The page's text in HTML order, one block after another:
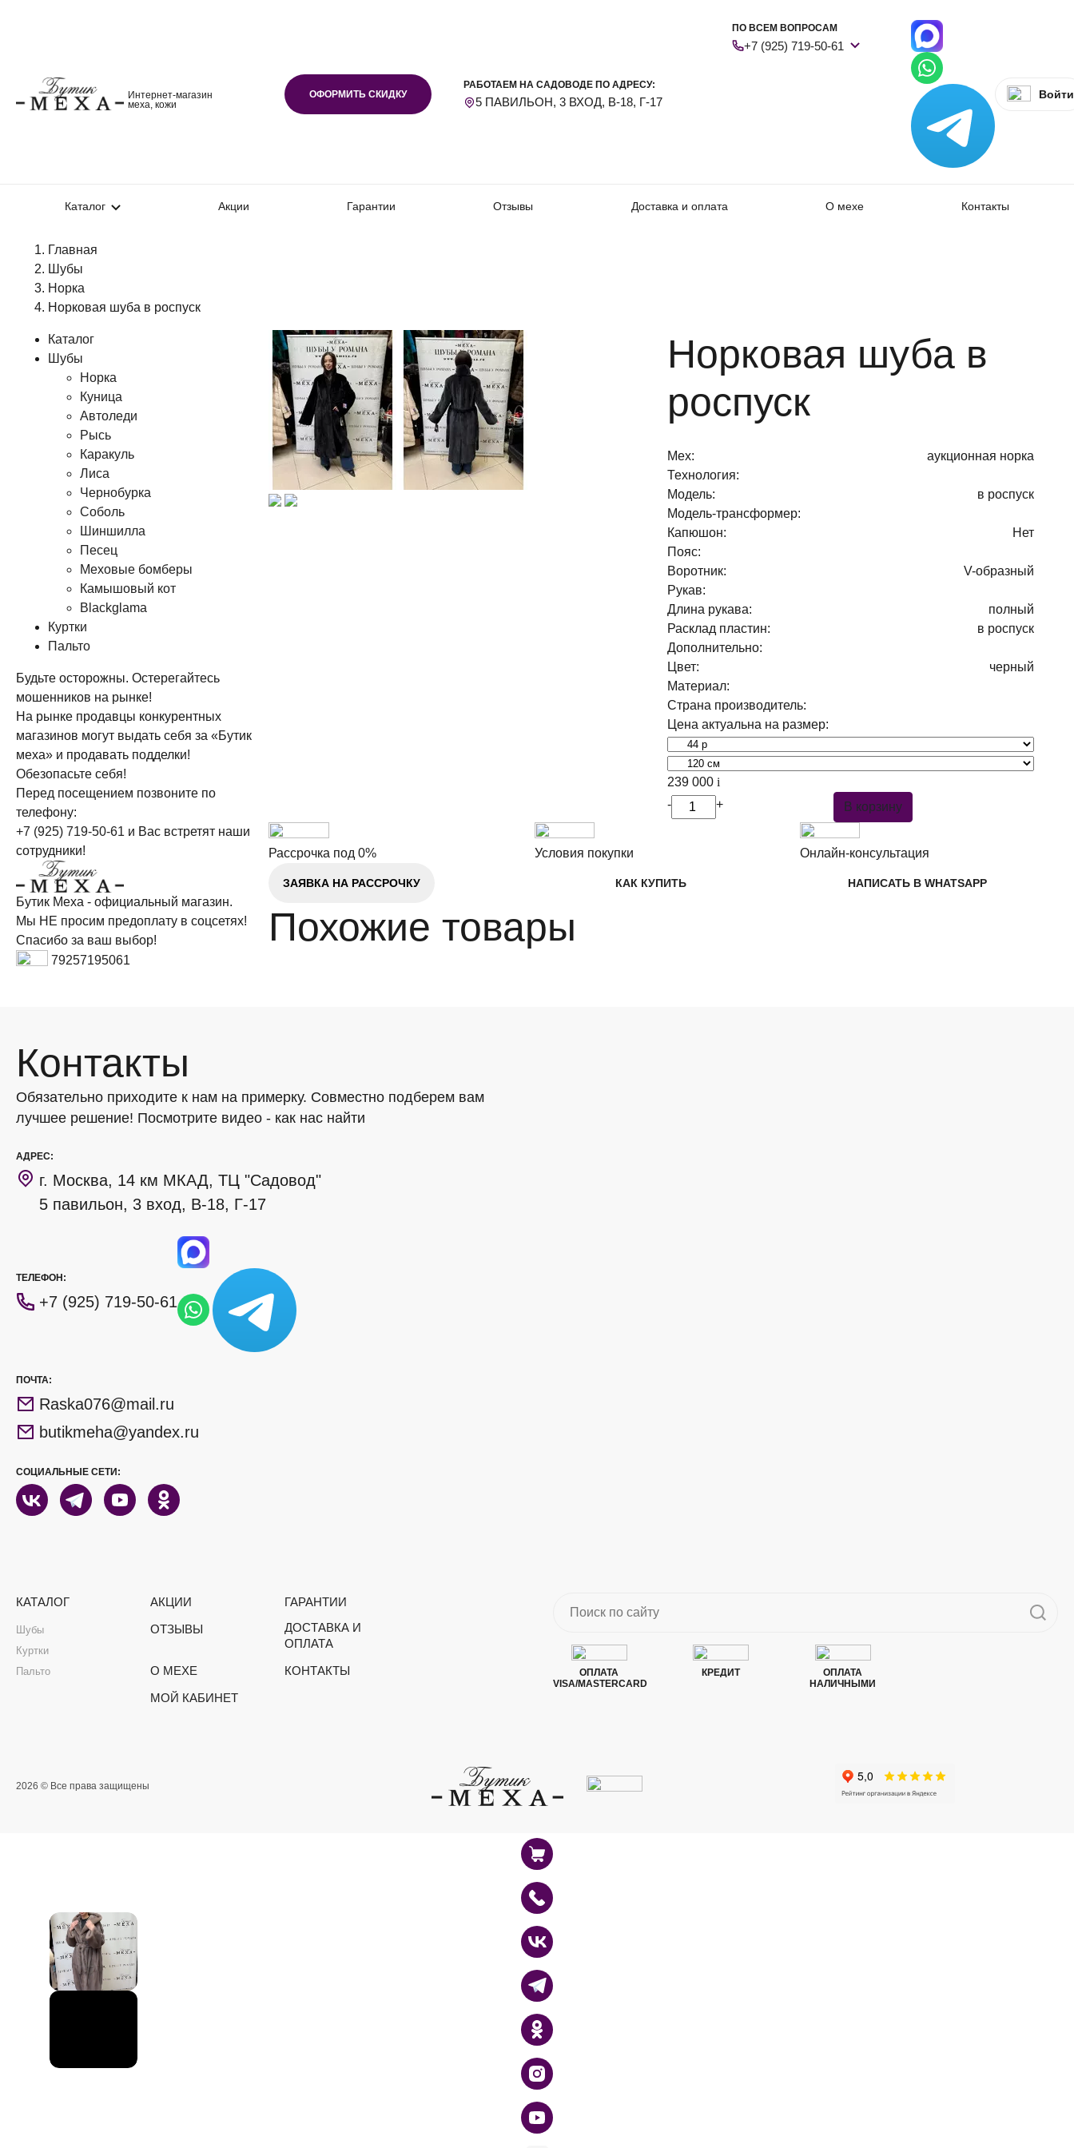
Интернет-магазин
меха, кожи
ОФОРМИТЬ СКИДКУ
РАБОТАЕМ НА САДОВОДЕ ПО АДРЕСУ:
5 ПАВИЛЬОН, 3 ВХОД, В-18, Г-17
ПО ВСЕМ ВОПРОСАМ
+7 (925) 719-50-61
Войти
Каталог Акции Гарантии Отзывы Доставка и оплата О мехе Контакты
Главная
Шубы
Норка
Норковая шуба в роспуск
Каталог
Шубы
Норка
Куница
Автоледи
Рысь
Каракуль
Лиса
Чернобурка
Соболь
Шиншилла
Песец
Меховые бомберы
Камышовый кот
Blackglama
Куртки
Пальто
Будьте осторожны. Остерегайтесь
мошенников на рынке!
На рынке продавцы конкурентных
магазинов могут выдать себя за «Бутик
меха» и продавать подделки!
Обезопасьте себя!
Перед посещением позвоните по
телефону:
+7 (925) 719-50-61 и Вас встретят наши
сотрудники!
Бутик Меха - официальный магазин.
Мы НЕ просим предоплату в соцсетях!
Спасибо за ваш выбор!
79257195061
Норковая шуба в
роспуск
Мех:
аукционная норка
Технология:
Модель:
в роспуск
Модель-трансформер:
Капюшон:
Нет
Пояс:
Воротник:
V-образный
Рукав:
Длина рукава:
полный
Расклад пластин:
в роспуск
Дополнительно:
Цвет:
черный
Материал:
Страна производитель:
Цена актуальна на размер:
239 000 i
-
+ В корзину
Рассрочка под 0%
ЗАЯВКА НА РАССРОЧКУ
Условия покупки
КАК КУПИТЬ
Онлайн-консультация
НАПИСАТЬ В WHATSAPP
Похожие товары
Контакты
Обязательно приходите к нам на примерку. Совместно подберем вам
лучшее решение! Посмотрите видео - как нас найти
АДРЕС:
г. Москва, 14 км МКАД, ТЦ "Садовод"
5 павильон, 3 вход, В-18, Г-17
ТЕЛЕФОН:
+7 (925) 719-50-61
ПОЧТА:
Raska076@mail.ru
butikmeha@yandex.ru
СОЦИАЛЬНЫЕ СЕТИ:
КАТАЛОГ
Шубы
Куртки
Пальто
АКЦИИ
ГАРАНТИИ
ОТЗЫВЫ
ДОСТАВКА И
ОПЛАТА
О МЕХЕ
КОНТАКТЫ
МОЙ КАБИНЕТ
ОПЛАТА
VISA/MASTERCARD
КРЕДИТ
ОПЛАТА
НАЛИЧНЫМИ
2026 © Все права защищены